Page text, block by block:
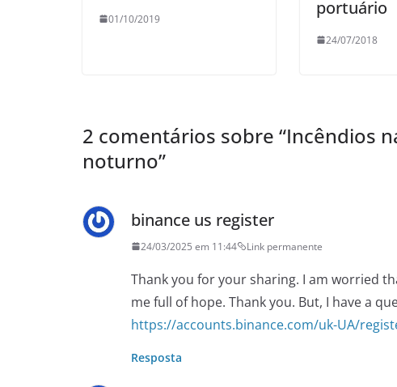
01/10/2019
portuário
24/07/2018
2 comentários sobre “Incêndios
noturno”
binance us register
24/03/2025 em 11:44 Link permanente
Thank you for your sharing. I am worried
me full of hope. Thank you. But, I have a
https://accounts.binance.com/uk-UA/
Resposta